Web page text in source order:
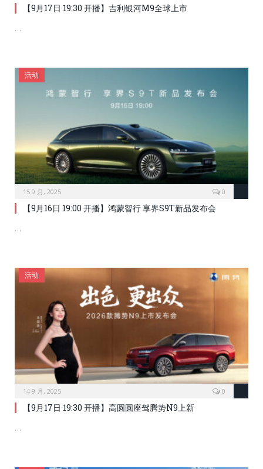
【9月17日 19:30 开播】吉利银河M9全球上市
…
活动
15 9 月, 2025 0
【9月16日 19:00 开播】鸿蒙智行 享界S9T新品发布会
…
活动
14 9 月, 2025 0
【9月17日 19:30 开播】高圆圆座驾腾势N9上新
…